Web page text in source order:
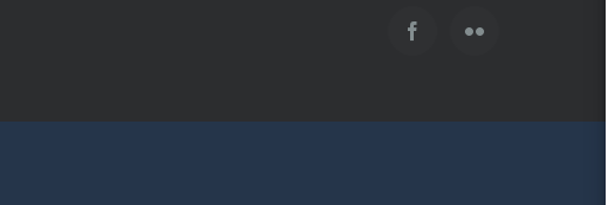
FacebookFlickr